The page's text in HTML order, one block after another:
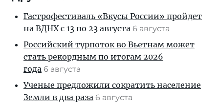
Гастрофестиваль «Вкусы России» пройдет
на ВДНХ с 13 по 23 августа 6 августа
Российский турпоток во Вьетнам может
стать рекордным по итогам 2026
года 6 августа
Ученые предложили сократить население
Земли в два раза 6 августа